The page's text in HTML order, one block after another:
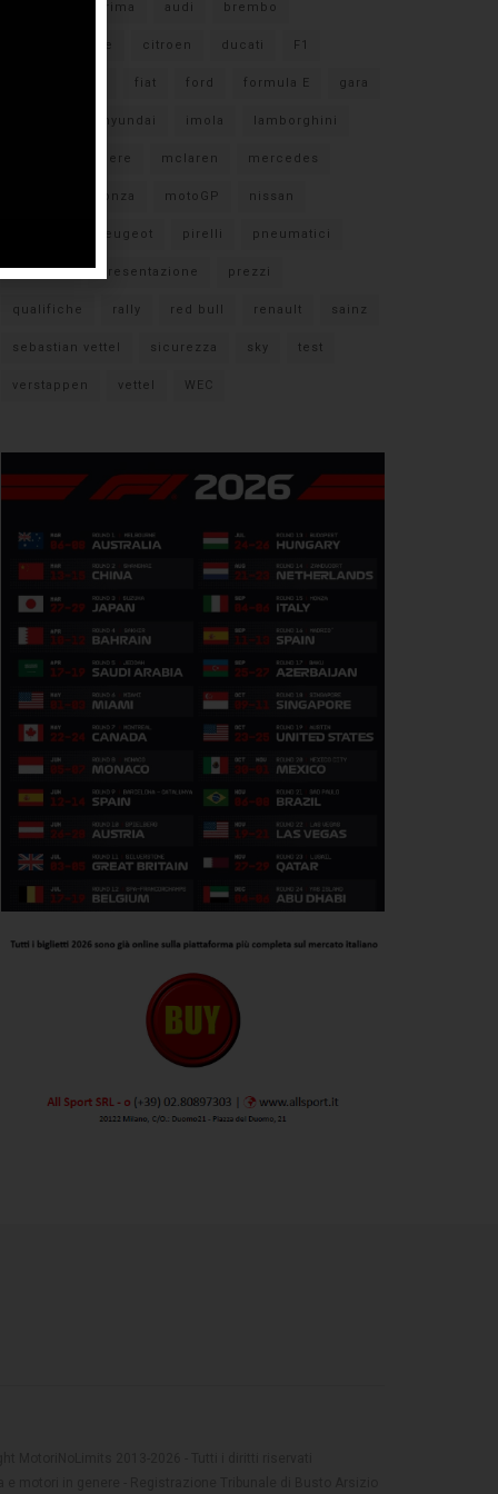
anteprima audi brembo
caratteristiche citroen ducati F1
fiat ford formula E gara
hyundai imola lamborghini
libere mclaren mercedes
monza motoGP nissan
peugeot pirelli pneumatici
porsche presentazione prezzi
qualifiche rally red bull renault sainz
sebastian vettel sicurezza sky test
verstappen vettel WEC